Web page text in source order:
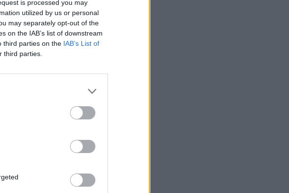
is processed you may
utilized by us or personal
may separately opt-out of the
on the IAB’s list of downstream
third parties on the IAB’s List of
third parties.
oro uoste